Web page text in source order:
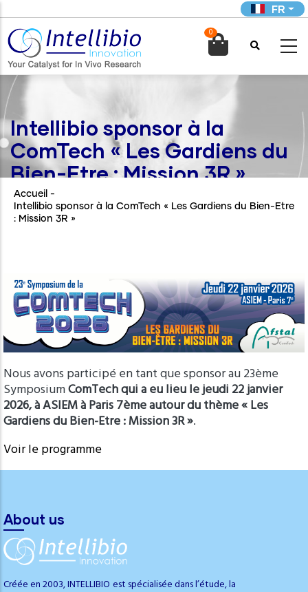
au
contenu
principal
FR
0

Intellibio sponsor à la
ComTech « Les Gardiens du
Bien-Etre : Mission 3R »
Accueil -
Intellibio sponsor à la ComTech « Les Gardiens du Bien-Etre
: Mission 3R »
Nous avons participé en tant que sponsor au 23ème
SymposiumComTech qui a eu lieu le jeudi 22 janvier
2026, à ASIEM à Paris 7ème autour du thème « Les
Gardiens du Bien-Etre : Mission 3R ».
Voir le programme
About us
Créée en 2003, INTELLIBIO est spécialisée dans l’étude, la